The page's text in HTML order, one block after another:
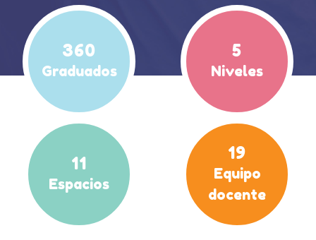
360
Graduados
5
Niveles
11
Espacios
19
Equipo
docente